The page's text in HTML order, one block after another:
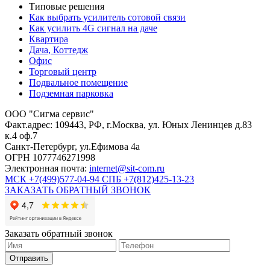
Типовые решения
Как выбрать усилитель сотовой связи
Как усилить 4G сигнал на даче
Квартира
Дача, Коттедж
Офис
Торговый центр
Подвальное помещение
Подземная парковка
ООО "Сигма сервис"
Факт.адрес: 109443, РФ, г.Москва, ул. Юных Ленинцев д.83
к.4 оф.7
Санкт-Петербург, ул.Ефимова 4а
ОГРН 1077746271998
Электронная почта: internet@sit-com.ru
МСК +7(499)577-04-94 СПБ +7(812)425-13-23
ЗАКАЗАТЬ ОБРАТНЫЙ ЗВОНОК
Заказать обратный звонок
Отправить